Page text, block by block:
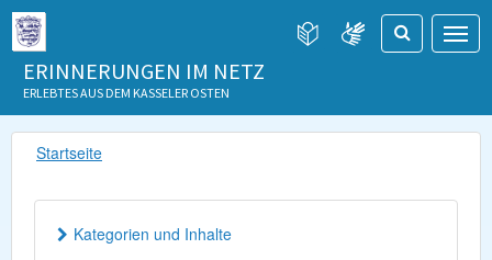
ERINNERUNGEN IM NETZ
ERLEBTES AUS DEM KASSELER OSTEN
Startseite
Kategorien und Inhalte